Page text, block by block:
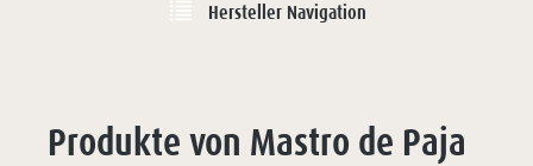
Hersteller Navigation
Produkte von Mastro de Paja